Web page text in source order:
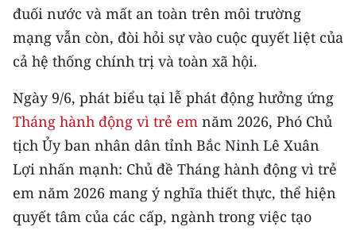
Infographic
TIN MỚI
TIN ĐỊA PHƯƠNG
Trung du và miền núi phía Bắc
Đồng bằng sông Hồng
Bắc Trung Bộ
đuối nước và mất an toàn trên môi trường
mạng vẫn còn, đòi hỏi sự vào cuộc quyết liệt của
cả hệ thống chính trị và toàn xã hội.
Ngày 9/6, phát biểu tại lễ phát động hưởng ứng
Tháng hành động vì trẻ em năm 2026, Phó Chủ
tịch Ủy ban nhân dân tỉnh Bắc Ninh Lê Xuân
Lợi nhấn mạnh: Chủ đề Tháng hành động vì trẻ
em năm 2026 mang ý nghĩa thiết thực, thể hiện
quyết tâm của các cấp, ngành trong việc tạo